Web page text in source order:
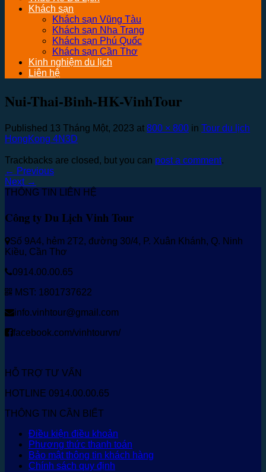
Khách sạn
Khách sạn Vũng Tàu
Khách sạn Nha Trang
Khách sạn Phú Quốc
Khách sạn Cần Thơ
Kinh nghiệm du lịch
Liên hệ
Nui-Thai-Binh-HK-VinhTour
Published 13 Tháng Một, 2023 at 800 × 800 in Tour du lịch
HongKong 4N3D
Trackbacks are closed, but you can post a comment.
← Previous
Next →
THÔNG TIN LIÊN HỆ
Công ty Du Lịch Vinh Tour
Số 9A4, hẻm 2T2, đường 30/4, P. Xuân Khánh, Q. Ninh
Kiều, Cần Thơ
0914.00.00.65
MST: 1801737622
info.vinhtour@gmail.com
facebook.com/vinhtourvn/
HỖ TRỢ TƯ VẤN
HOTLINE 0914.00.00.65
THÔNG TIN CẦN BIẾT
Điều kiện điều khoản
Phương thức thanh toán
Bảo mật thông tin khách hàng
Chính sách quy định